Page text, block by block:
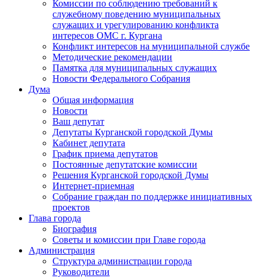
Комиссии по соблюдению требований к
служебному поведению муниципальных
служащих и урегулированию конфликта
интересов ОМС г. Кургана
Конфликт интересов на муниципальной службе
Методические рекомендации
Памятка для муниципальных служащих
Новости Федерального Cобрания
Дума
Общая информация
Новости
Ваш депутат
Депутаты Курганской городской Думы
Кабинет депутата
График приема депутатов
Постоянные депутатские комиссии
Решения Курганской городской Думы
Интернет-приемная
Собрание граждан по поддержке инициативных
проектов
Глава города
Биография
Советы и комиссии при Главе города
Администрация
Структура администрации города
Руководители